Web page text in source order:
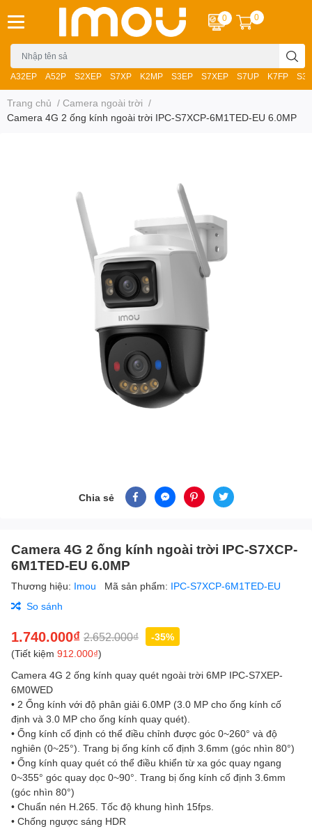
A32EP A52P S2XEP S7XP K2MP S3EP S7XEP S7UP K7FP
0 0
Trang chủ / Camera ngoài trời /
Camera 4G 2 ống kính ngoài trời IPC-S7XCP-6M1TED-EU 6.0MP
Chia sẻ
Camera 4G 2 ống kính ngoài trời IPC-S7XCP-
6M1TED-EU 6.0MP
Thương hiệu: Imou Mã sản phẩm: IPC-S7XCP-6M1TED-EU
So sánh
1.740.000₫ 2.652.000₫
-35%
(Tiết kiệm 912.000₫)
Camera 4G 2 ống kính quay quét ngoài trời 6MP IPC-S7XEP-
6M0WED
• 2 Ống kính với độ phân giải 6.0MP (3.0 MP cho ống kính cố
định và 3.0 MP cho ống kính quay quét).
• Ống kính cố định có thể điều chỉnh được góc 0~260° và độ
nghiên (0~25°). Trang bị ống kính cố định 3.6mm (góc nhìn 80°)
• Ống kính quay quét có thể điều khiển từ xa góc quay ngang
0~355° góc quay dọc 0~90°. Trang bị ống kính cố định 3.6mm
(góc nhìn 80°)
• Chuẩn nén H.265. Tốc độ khung hình 15fps.
• Chống ngược sáng HDR